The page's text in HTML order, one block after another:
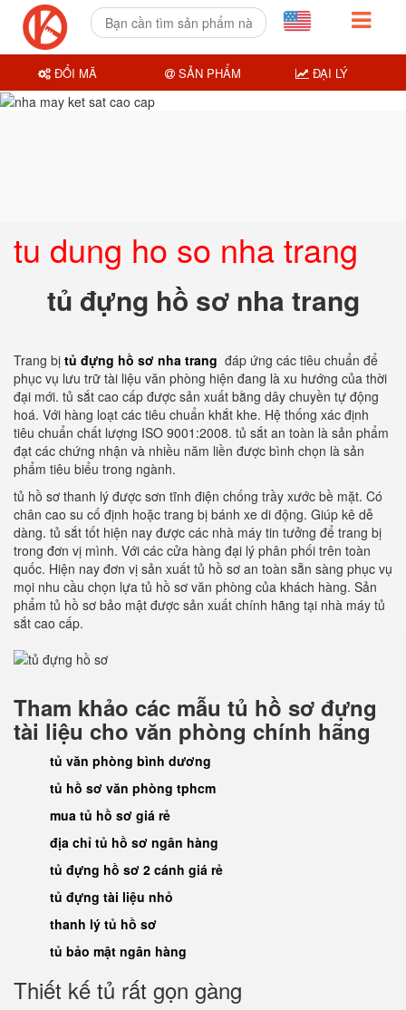
tu dung ho so nha trang
tủ đựng hồ sơ nha trang
Trang bị tủ đựng hồ sơ nha trang đáp ứng các tiêu chuẩn để
phục vụ lưu trữ tài liệu văn phòng hiện đang là xu hướng của thời
đại mới. tủ sắt cao cấp được sản xuất bằng dây chuyền tự động
hoá. Với hàng loạt các tiêu chuẩn khắt khe. Hệ thống xác định
tiêu chuẩn chất lượng ISO 9001:2008. tủ sắt an toàn là sản phẩm
đạt các chứng nhận và nhiều năm liền được bình chọn là sản
phẩm tiêu biểu trong ngành.
tủ hồ sơ thanh lý được sơn tĩnh điện chống trầy xước bề mặt. Có
chân cao su cố định hoặc trang bị bánh xe di động. Giúp kê dễ
dàng. tủ sắt tốt hiện nay được các nhà máy tin tưởng để trang bị
trong đơn vị mình. Với các cửa hàng đại lý phân phối trên toàn
quốc. Hiện nay đơn vị sản xuất tủ hồ sơ an toàn sẵn sàng phục vụ
mọi nhu cầu chọn lựa tủ hồ sơ văn phòng của khách hàng. Sản
phẩm tủ hồ sơ bảo mật được sản xuất chính hãng tại nhà máy tủ
sắt cao cấp.
Tham khảo các mẫu tủ hồ sơ đựng
tài liệu cho văn phòng chính hãng
tủ văn phòng bình dương
tủ hồ sơ văn phòng tphcm
mua tủ hồ sơ giá rẻ
địa chỉ tủ hồ sơ ngân hàng
tủ đựng hồ sơ 2 cánh giá rẻ
tủ đựng tài liệu nhỏ
thanh lý tủ hồ sơ
tủ bảo mật ngân hàng
Thiết kế tủ rất gọn gàng
ĐỔI MÃ SẢN PHẨM ĐẠI LÝ